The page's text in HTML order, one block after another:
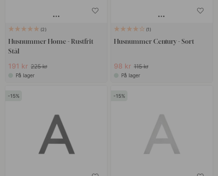
2
Husnummer Home - Rustfrit
Stål
191 kr 225 kr
På lager
1
Husnummer Century - Sort
98 kr 115 kr
På lager
15 15